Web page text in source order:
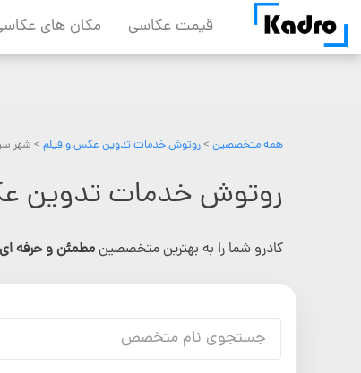
content
قیمت عکاسی مکان های
همه متخصصین >روتوش خدمات تدوین عکس و فیلم > شهر
روتوش خدمات تدوین
کادرو شما را به بهترین متخصصینمطمئن و حرفه ای